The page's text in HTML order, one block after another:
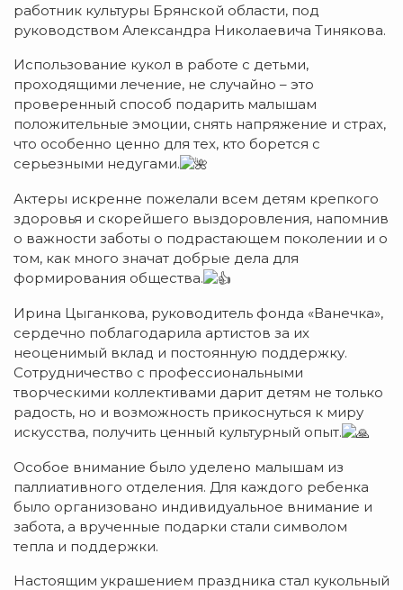
работник культуры Брянской области, под
руководством Александра Николаевича Тинякова.
Использование кукол в работе с детьми,
проходящими лечение, не случайно – это
проверенный способ подарить малышам
положительные эмоции, снять напряжение и страх,
что особенно ценно для тех, кто борется с
серьезными недугами.
Актеры искренне пожелали всем детям крепкого
здоровья и скорейшего выздоровления, напомнив
о важности заботы о подрастающем поколении и о
том, как много значат добрые дела для
формирования общества.
Ирина Цыганкова, руководитель фонда «Ванечка»,
сердечно поблагодарила артистов за их
неоценимый вклад и постоянную поддержку.
Сотрудничество с профессиональными
творческими коллективами дарит детям не только
радость, но и возможность прикоснуться к миру
искусства, получить ценный культурный опыт.
Особое внимание было уделено малышам из
паллиативного отделения. Для каждого ребенка
было организовано индивидуальное внимание и
забота, а врученные подарки стали символом
тепла и поддержки.
Настоящим украшением праздника стал кукольный